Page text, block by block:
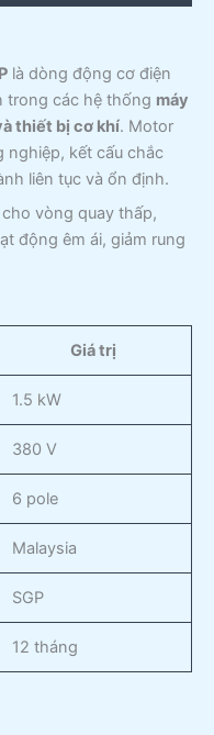
là dòng động cơ điện
trong các hệ thống máy
thiết bị cơ khí. Motor
nghiệp, kết cấu chắc
liên tục và ổn định.
vòng quay thấp,
động êm ái, giảm rung
Giá trị
1.5 kW
380 V
6 pole
Malaysia
SGP
12 tháng